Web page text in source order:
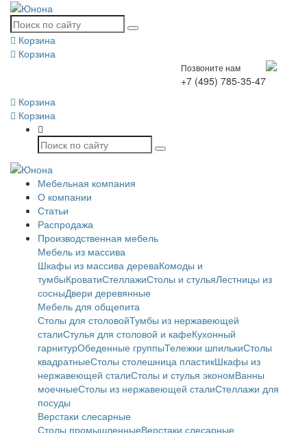
Корзина
Корзина
Позвоните нам
+7 (495) 785-35-47
Корзина
Корзина
Мебельная компания
О компании
Статьи
Распродажа
Производственная мебель
Мебель из массива
Шкафы из массива дереваКомоды и
тумбыКроватиСтеллажиСтолы и стульяЛестницы из
сосныДвери деревянные
Мебель для общепита
Столы для столовойТумбы из нержавеющей
сталиСтулья для столовой и кафеКухонный
гарнитурОбеденные группыТележки шпилькиСтолы
квадратныеСтолы столешница пластикШкафы из
нержавеющей сталиСтолы и стулья экономВанны
моечныеСтолы из нержавеющей сталиСтеллажи для
посуды
Верстаки слесарные
Столы промышленныеВерстаки слесарные